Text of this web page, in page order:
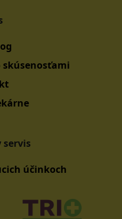
skúsenosťami
servis
účinkoch